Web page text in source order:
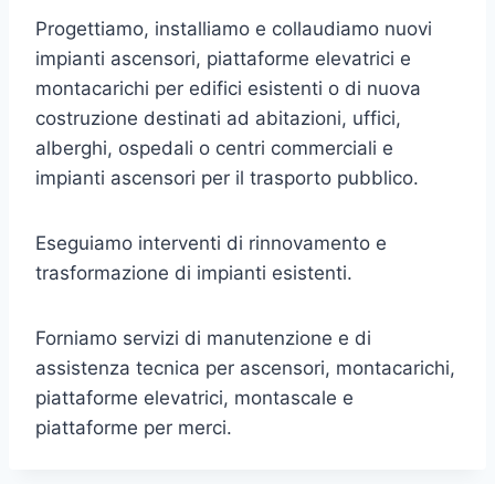
Progettiamo, installiamo e collaudiamo nuovi
impianti ascensori, piattaforme elevatrici e
montacarichi per edifici esistenti o di nuova
costruzione destinati ad abitazioni, uffici,
alberghi, ospedali o centri commerciali e
impianti ascensori per il trasporto pubblico.
Eseguiamo interventi di rinnovamento e
trasformazione di impianti esistenti.
Forniamo servizi di manutenzione e di
assistenza tecnica per ascensori, montacarichi,
piattaforme elevatrici, montascale e
piattaforme per merci.